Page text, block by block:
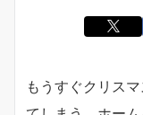
もうすぐクリス